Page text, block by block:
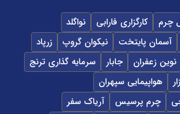
چرم کارگزاری فارابی
نواگلد
آسمان پایتخت نیکوان گروپ
زرپاد
نوین زعفران جابار
سرمایه گذاری ترنج
هواپیمایی سپهران
چرم پرسیس
آریاک سفر